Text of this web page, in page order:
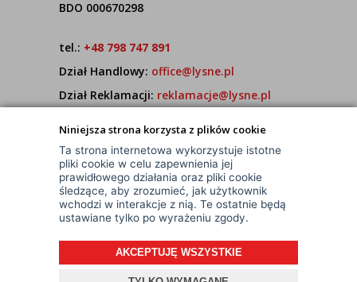
Niniejsza strona korzysta z plików cookie
Ta strona internetowa wykorzystuje istotne
pliki cookie w celu zapewnienia jej
prawidłowego działania oraz pliki cookie
śledzące, aby zrozumieć, jak użytkownik
wchodzi w interakcje z nią. Te ostatnie będą
ustawiane tylko po wyrażeniu zgody.
AKCEPTUJĘ WSZYSTKIE
BDO 000670298
tel.: +48 798 747 891
Dział Handlowy: office@lysne.pl
Dział Reklamacji: reklamacje@lysne.pl
7:00 - 15:00
© Wszelkie Prawa Zastrzeżone
Projekt i oprogramowanie sklepu: